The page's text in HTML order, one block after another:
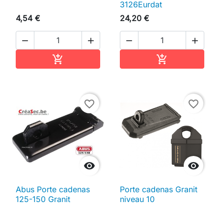
4,54 €
 

3126Eurdat
24,20 €
 


favorite_border
Abus Porte cadenas
125-150 Granit

favorite_border
Porte cadenas Granit
niveau 10